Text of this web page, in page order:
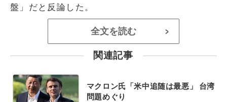
盤」だと反論した。
全文を読む >
関連記事
マクロン氏「米中追随は最悪」 台湾
問題めぐり